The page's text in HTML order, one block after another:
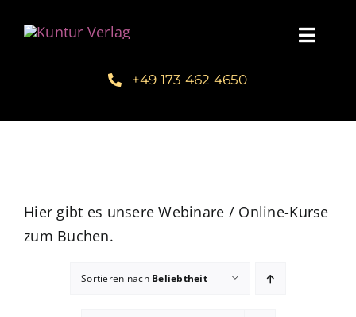
Inhalt
+49 173 462 4650
Hier gibt es unsere Webinare / Online-Kurse
zum Buchen.
Sortieren nach Beliebtheit